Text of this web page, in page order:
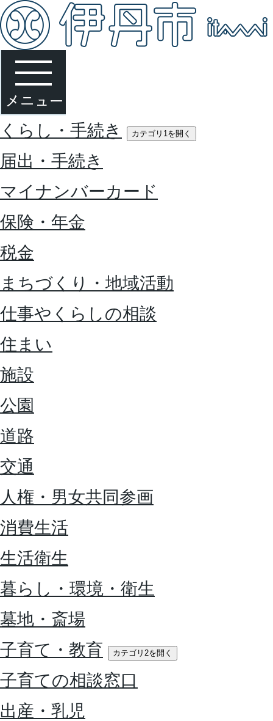
くらし・手続き カテゴリ1を開く
届出・手続き
マイナンバーカード
保険・年金
税金
まちづくり・地域活動
仕事やくらしの相談
住まい
施設
公園
道路
交通
人権・男女共同参画
消費生活
生活衛生
暮らし・環境・衛生
墓地・斎場
子育て・教育
カテゴリ2を開く
子育ての相談窓口
出産・乳児